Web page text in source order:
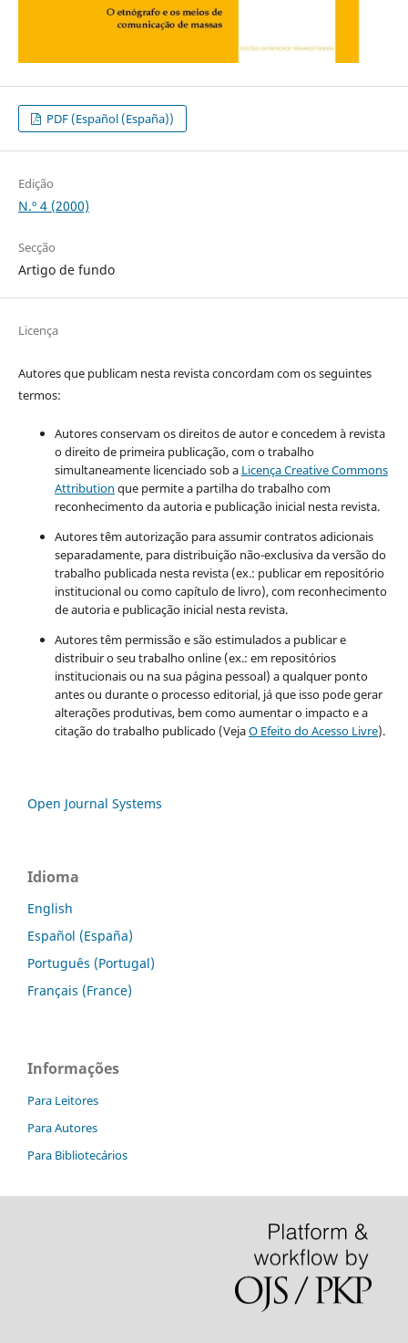
PDF (Español (España))
Edição
N.º 4 (2000)
Secção
Artigo de fundo
Licença
Autores que publicam nesta revista concordam com os seguintes
termos:
Autores conservam os direitos de autor e concedem à revista
o direito de primeira publicação, com o trabalho
simultaneamente licenciado sob a Licença Creative Commons
Attribution que permite a partilha do trabalho com
reconhecimento da autoria e publicação inicial nesta revista.
Autores têm autorização para assumir contratos adicionais
separadamente, para distribuição não-exclusiva da versão do
trabalho publicada nesta revista (ex.: publicar em repositório
institucional ou como capítulo de livro), com reconhecimento
de autoria e publicação inicial nesta revista.
Autores têm permissão e são estimulados a publicar e
distribuir o seu trabalho online (ex.: em repositórios
institucionais ou na sua página pessoal) a qualquer ponto
antes ou durante o processo editorial, já que isso pode gerar
alterações produtivas, bem como aumentar o impacto e a
citação do trabalho publicado (VejaO Efeito do Acesso Livre).
Open Journal Systems
Idioma
English
Español (España)
Português (Portugal)
Français (France)
Informações
Para Leitores
Para Autores
Para Bibliotecários